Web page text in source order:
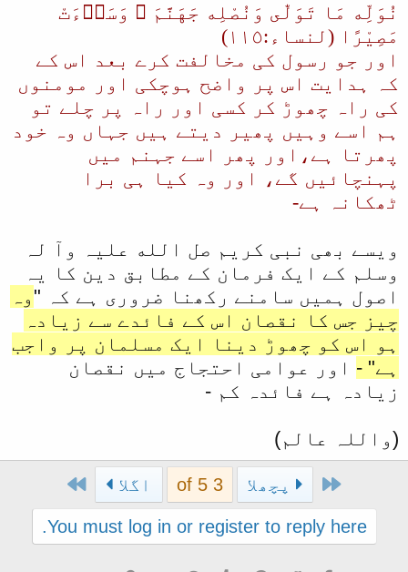
نُوَلِّه مَا تَوَلّٰى وَنُصْلِه جَهَنَّمَ ۭ وَسَاۗءَتْ
مَصِيْرًا (لنساء:١١٥)
اور جو رسول کی مخالفت کرے بعد اس کے
کہ ہدایت اس پر واضح ہوچکی اور مومنوں
کی راہ چھوڑ کر کسی اور راہ پر چلے تو
ہم اسے وہیں پھیر دیتے ہیں جہاں وہ خود
پھرتا ہے،اور پھر اسے جہنم میں
پہنچائیں گے، اور وہ کیا ہی برا
ٹھکانہ ہے-
ویسے بھی نبی کریم صل الله علیہ وآ لہ
وسلم کے ایک فرمان کے مطابق دین کا یہ
اصول ہمیں سامنے رکھنا ضروری ہے کہ " وہ
چیز جس کا نقصان اس کے فائدے سے زیادہ
ہو اس کو چھوڑ دینا ایک مسلمان پر واجب
ہے" - اور عوامی احتجاج میں نقصان
زیادہ ہے فائدہ کم -
(واللہ عالم)
First پچھلا 3 of 5 اگلا Last
You must log in or register to reply here.